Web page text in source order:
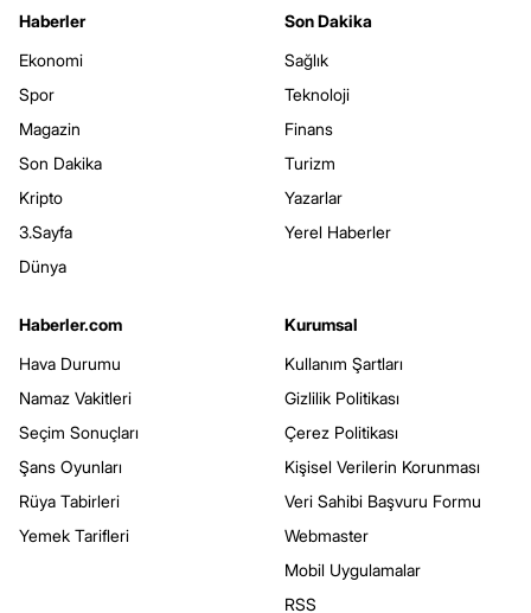
Haberler
Ekonomi
Spor
Magazin
Son Dakika
Kripto
3.Sayfa
Dünya
Son Dakika
Sağlık
Teknoloji
Finans
Turizm
Yazarlar
Yerel Haberler
Haberler.com
Hava Durumu
Namaz Vakitleri
Seçim Sonuçları
Şans Oyunları
Rüya Tabirleri
Yemek Tarifleri
Kurumsal
Kullanım Şartları
Gizlilik Politikası
Çerez Politikası
Kişisel Verilerin Korunması
Veri Sahibi Başvuru Formu
Webmaster
Mobil Uygulamalar
RSS